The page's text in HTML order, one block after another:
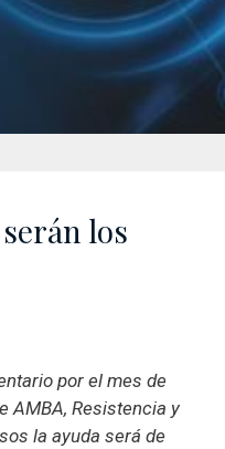
los
por el mes de
AMBA, Resistencia y
la ayuda será de